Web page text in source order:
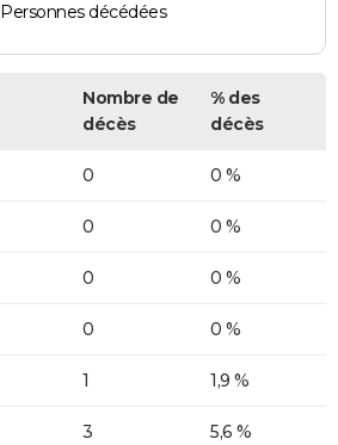
Personnes décédées
Nombre de
décès
% des
décès
0 0 %
0 0 %
0 0 %
0 0 %
1 1,9 %
3 5,6 %